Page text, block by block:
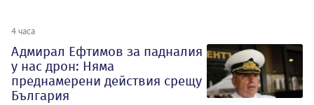
4 часа
Адмирал Ефтимов за падналия
у нас дрон: Няма
преднамерени действия срещу
България